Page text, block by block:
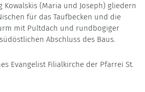
Kowalskis (Maria und Joseph) gliedern
für das Taufbecken und die
mit Pultdach und rundbogiger
Abschluss des Baus.
Evangelist Filialkirche der Pfarrei St.